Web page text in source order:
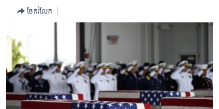
និង​
ទំព័រ​
រចនា
សម្ព័ន្ធ​
រំលង​
ព្រឹត្តិការណ៍ព័ត៌មាន
ទូរទស្សន៍ / វីដេអូ​
វិទ្យុ / ផតខាសថ៍
កម្មវិធីទាំងអស់
Khmer English
ចែករំលែក